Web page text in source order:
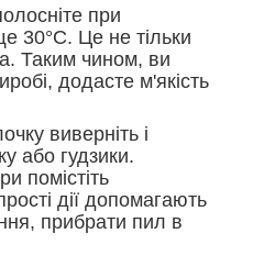
при
30°С. Це не тільки
Таким чином, ви
додасте м'якість
виверніть і
або гудзики.
помістіть
дії допомагають
прибрати пил в